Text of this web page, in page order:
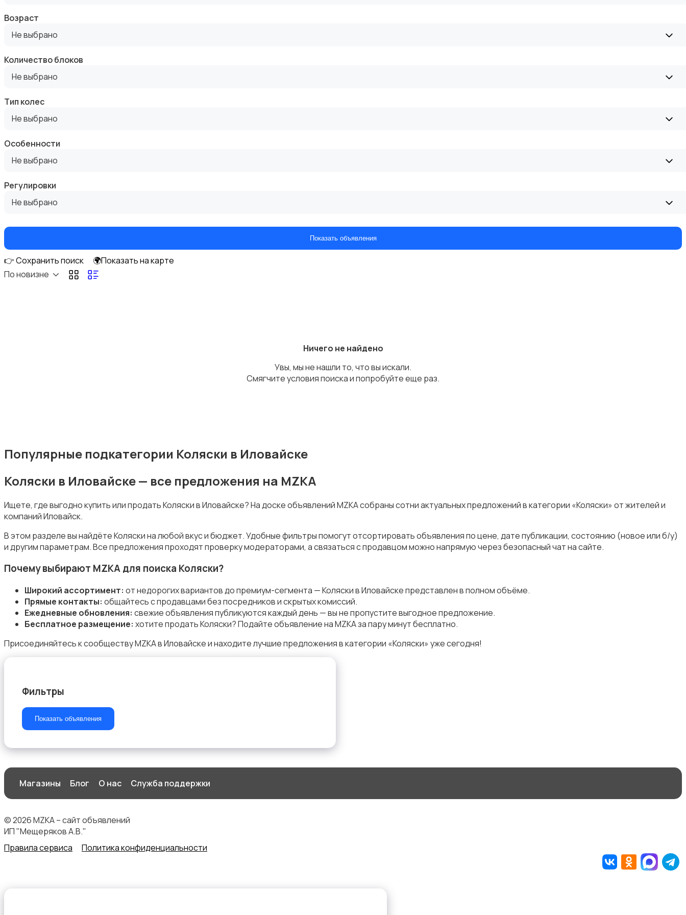
Кормление и питание
Обустройство детской
Подгузники и горшки
Товары для учебы
Другое
Детская одежда и обувь
Возраст
Не выбрано
Количество блоков
Не выбрано
Тип колес
Не выбрано
Особенности
Не выбрано
Регулировки
Не выбрано
Показать объявления
👉 Сохранить поиск
🌍Показать на карте
По новизне
Ничего не найдено
Увы, мы не нашли то, что вы искали.
Смягчите условия поиска и попробуйте еще раз.
Популярные подкатегории Коляски в Иловайске
Коляски в Иловайске — все предложения на MZKA
Ищете, где выгодно купить или продать Коляски в Иловайске? На доске объявлений MZKA собраны сотни актуальных предложений в категории «Коляски» от жителей и
компаний Иловайск.
В этом разделе вы найдёте Коляски на любой вкус и бюджет. Удобные фильтры помогут отсортировать объявления по цене, дате публикации, состоянию (новое или б/у)
и другим параметрам. Все предложения проходят проверку модераторами, а связаться с продавцом можно напрямую через безопасный чат на сайте.
Почему выбирают MZKA для поиска Коляски?
Широкий ассортимент: от недорогих вариантов до премиум-сегмента — Коляски в Иловайске представлен в полном объёме.
Прямые контакты: общайтесь с продавцами без посредников и скрытых комиссий.
Ежедневные обновления: свежие объявления публикуются каждый день — вы не пропустите выгодное предложение.
Бесплатное размещение: хотите продать Коляски? Подайте объявление на MZKA за пару минут бесплатно.
Присоединяйтесь к сообществу MZKA в Иловайске и находите лучшие предложения в категории «Коляски» уже сегодня!
Фильтры
Показать объявления
Магазины Блог О нас Служба поддержки
© 2026 MZKA – сайт объявлений
ИП "Мещеряков А.В."
Правила сервиса
Политика конфиденциальности